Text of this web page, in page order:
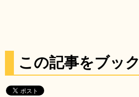
この記事をブッ